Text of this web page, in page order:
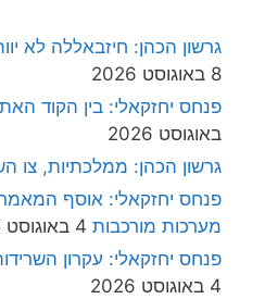
גרשון הכהן: חיזבאללה לא
8 באוגוסט 2026
פנחס יחזקאלי: בין הקוד
באוגוסט 2026
גרשון הכהן: ממלכתיות, צו
פנחס יחזקאלי: אוסף
מערכות מורכבות 4 באוגוסט 2026
פנחס יחזקאלי: עקרון
4 באוגוסט 2026